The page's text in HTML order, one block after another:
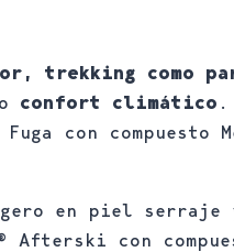
trekking como
confort climático .
con compuesto
en piel serraje
con